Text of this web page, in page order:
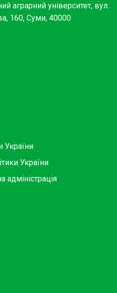
аграрний університет, вул.
160, Суми, 40000
України
України